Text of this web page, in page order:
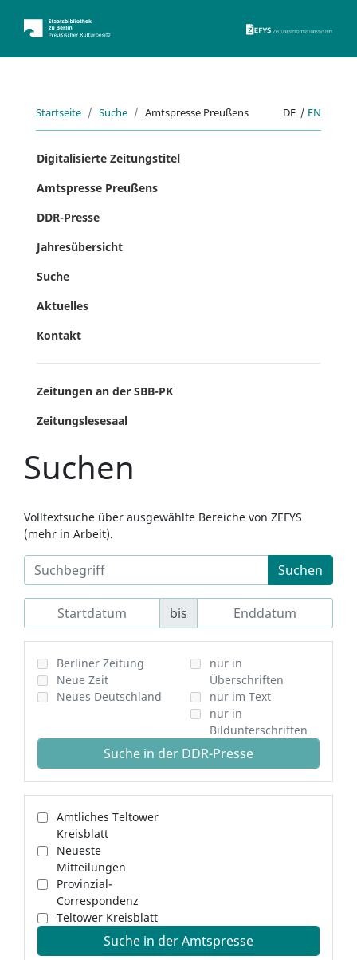
Startseite Suche Amtspresse Preußens DE | EN
Digitalisierte Zeitungstitel
Amtspresse Preußens
DDR-Presse
Jahresübersicht
Suche
Aktuelles
Kontakt
Zeitungen an der SBB-PK
Zeitungslesesaal
Suchen
Volltextsuche über ausgewählte Bereiche von ZEFYS
(mehr in Arbeit).
Suchen
bis
Berliner Zeitung
Neue Zeit
Neues Deutschland
nur in
Überschriften
nur im Text
nur in
Bildunterschriften
Suche in der DDR-Presse
Amtliches Teltower
Kreisblatt
Neueste
Mitteilungen
Provinzial-
Correspondenz
Teltower Kreisblatt
Suche in der Amtspresse